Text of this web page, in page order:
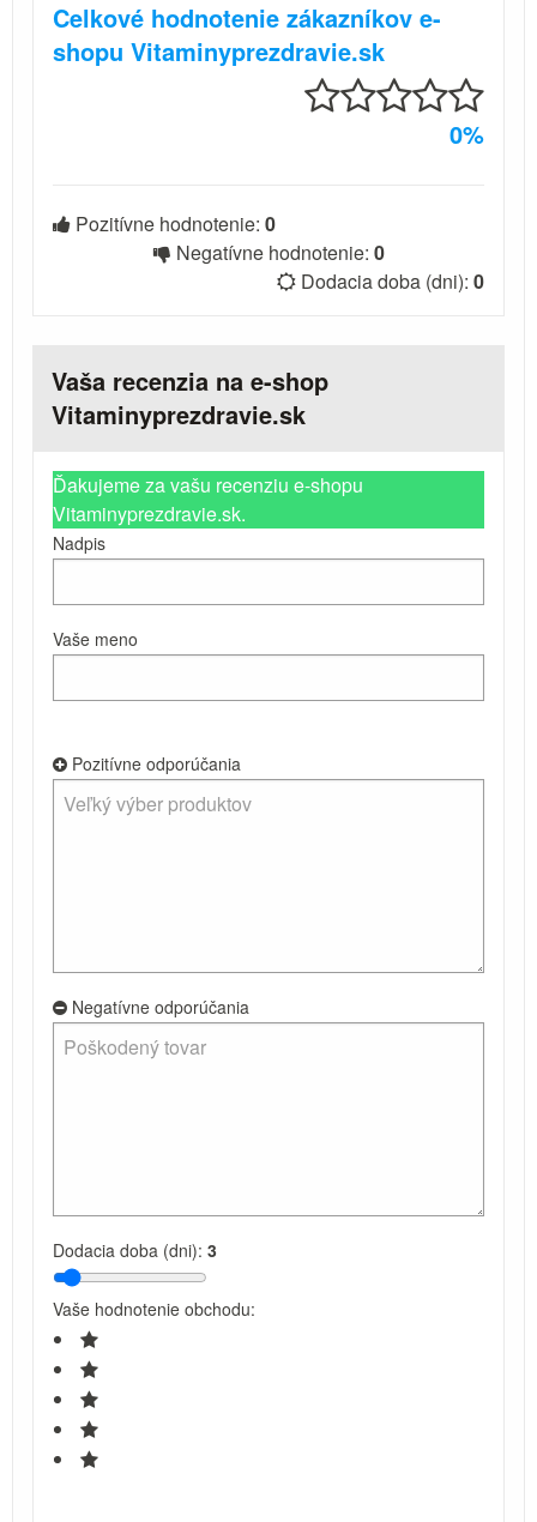
Celkové hodnotenie zákazníkov e-
shopu Vitaminyprezdravie.sk
0%
Pozitívne hodnotenie: 0
Negatívne hodnotenie: 0
Dodacia doba (dni): 0
Vaša recenzia na e-shop
Vitaminyprezdravie.sk
Ďakujeme za vašu recenziu e-shopu
Vitaminyprezdravie.sk.
Nadpis
Vaše meno
Pozitívne odporúčania
Negatívne odporúčania
Dodacia doba (dni): 3
Vaše hodnotenie obchodu: